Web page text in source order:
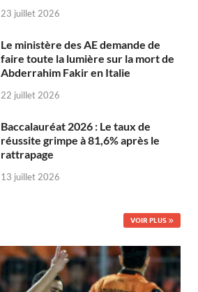
23 juillet 2026
Le ministère des AE demande de
faire toute la lumière sur la mort de
Abderrahim Fakir en Italie
22 juillet 2026
Baccalauréat 2026 : Le taux de
réussite grimpe à 81,6% après le
rattrapage
13 juillet 2026
VOIR PLUS